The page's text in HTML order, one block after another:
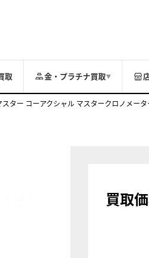
取 金・プラチナ買取▼
スター コーアクシャル マスタークロノメー
買取